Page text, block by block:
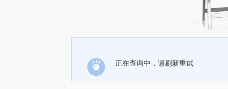
正在查询中，请刷新重试